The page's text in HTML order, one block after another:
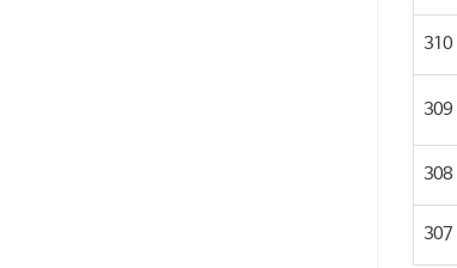
310
309
308
307